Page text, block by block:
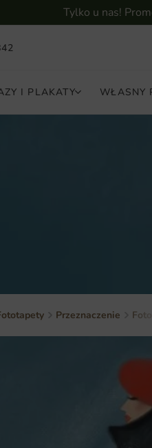
Tylko u nas!
I PLAKATY WŁASNY
Przeznaczenie